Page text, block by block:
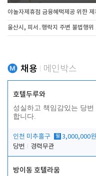
야놀자제휴점 금융혜택제공 위한 제
울산시, 피서․행락지 주변 불법행
채용 메인박스
호텔두루와
성실하고 책임감있는 당번
합니다.
인천 미추홀구 월 3,000,000원
당번
경력무관
방이동 호텔라움